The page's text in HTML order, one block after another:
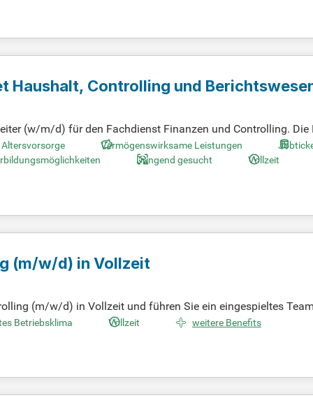
des Risikomanagementsystems und erstellen
Haushalt, Controlling und
(w/m/d) für den Fachdienst Finanzen und Controlling.
kann geteilt werden. Sie wird nach Entgeltgruppe 9c TVöD
des Jahresabschlusses und des Gesamtabschlusses sowie
Dienst!
Vermögenswirksame Leistungen
Dringend gesucht Vollzeit
(m/w/d) in Vollzeit
(m/w/d) in Vollzeit und führen Sie ein eingespieltes
die Weiterentwicklung unseres Unternehmens. Diese
Buchführung gemäß GoB und
Betriebsklima Vollzeit weitere Benefits